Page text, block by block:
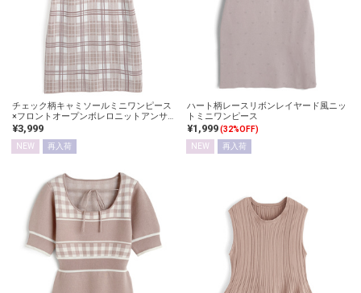
チェック柄キャミソールミニワンピース
×フロントオープンボレロニットアンサ
ンブル
¥3,999
NEW 再入荷
ハート柄レースリボンレイヤード風ニッ
トミニワンピース
¥1,999(32%OFF)
NEW
再入荷